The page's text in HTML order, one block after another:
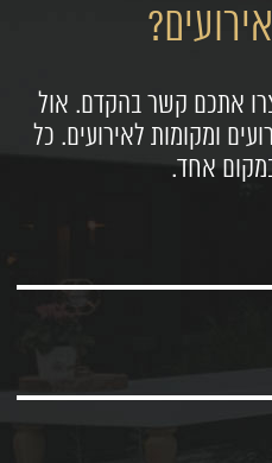
אתכם קשר בהקדם. אול
ומקומות לאירועים. כל
אחד.